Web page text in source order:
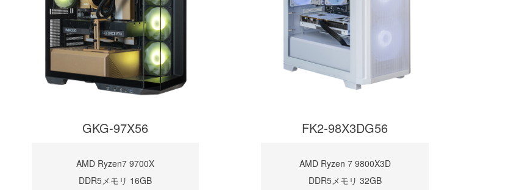
GKG-97X56
AMD Ryzen7 9700X
DDR5メモリ 16GB
FK2-98X3DG56
AMD Ryzen 7 9800X3D
DDR5メモリ 32GB